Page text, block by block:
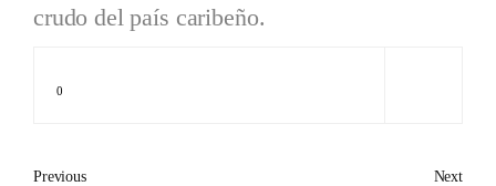
crudo del país caribeño.
0
Previous Next